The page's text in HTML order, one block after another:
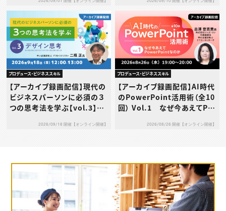
当に大丈夫？～
プロデュース・ビジネススキル
【アーカイブ録画配信】現代の
ビジネスパーソンに必須の３
つの思考法を学ぶ【vol.3】デ
2026/09/18 開催【オンライン開催】
プロデュース・ビジネススキル
【アーカイブ録画配信】AI時代
のPowerPoint活用術（全10
回） Vol.1 なぜ今あえてPo
2026/08/26 開催【オンライン開催】